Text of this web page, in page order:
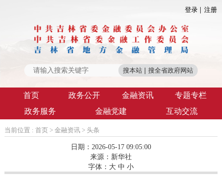
登录 注册
首页 政务公开 金融资讯
专题专栏
政务服务
金融党建 互动交流
当前位置 : 首页 > 金融资讯> 头条
日期：2026-05-17 09:05:00
来源： 新华社
字体： 大 中 小